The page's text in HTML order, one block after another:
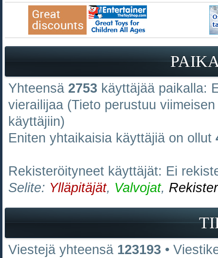
Yhteensä 2753 käyttäjää paikalla:
vierailijaa (Tieto perustuu
käyttäjiin)
Eniten yhtaikaisia käyttäjiä on ollut
Rekisteröityneet käyttäjät: Ei
Selite: Ylläpitäjät, Valvojat,
Viestejä yhteensä 123193 •